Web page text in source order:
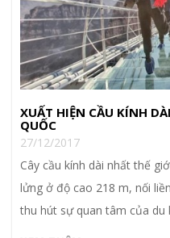
XUẤT HIỆN CẦU KÍNH
QUỐC
27/12/2017
Cây cầu kính dài nhất thế
lửng ở độ cao 218 m, nối
thu hút sự quan tâm của du